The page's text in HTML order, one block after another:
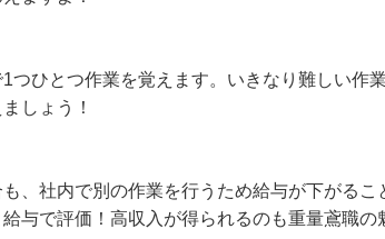
つひとつ作業を覚えます。いきなり難しい
も、社内で別の作業を行うため給与が下がる